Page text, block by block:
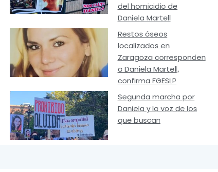
del homicidio de
Daniela Martell
Restos óseos
localizados en
Zaragoza corresponden
a Daniela Martell,
confirma FGESLP
Segunda marcha por
Daniela y la voz de los
que buscan